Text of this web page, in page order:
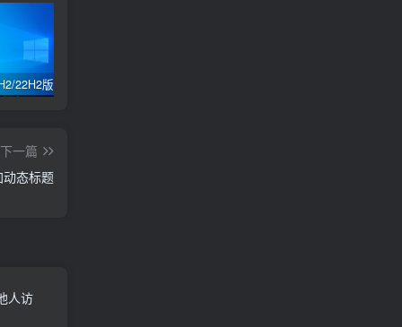
下一篇
态标题
人访